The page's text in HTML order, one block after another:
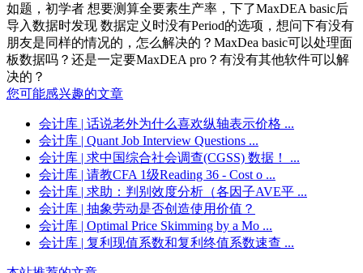
如题，初学者 想要测算全要素生产率，下了MaxDEA basic后
导入数据时发现 数据定义时没有Period的选项，想问下有没有
朋友是同样的情况的，怎么解决的？MaxDea basic可以处理面
板数据吗？还是一定要MaxDEA pro？有没有其他软件可以解
决的？
您可能感兴趣的文章
会计库 | 话说老外为什么喜欢纵轴表示价格 ...
会计库 | Quant Job Interview Questions ...
会计库 | 求中国综合社会调查(CGSS) 数据！ ...
会计库 | 请教CFA 1级Reading 36 - Cost o ...
会计库 | 求助：判别效度分析（各因子AVE平 ...
会计库 | 抽象劳动是否创造使用价值？
会计库 | Optimal Price Skimming by a Mo ...
会计库 | 复利现值系数和复利终值系数速查 ...